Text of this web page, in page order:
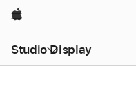
Apple
Studio Display